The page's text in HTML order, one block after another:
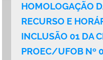
HOMOLOGAÇÃO
RECURSO E
INCLUSÃO 01 DA
PROEC/UFOB Nº